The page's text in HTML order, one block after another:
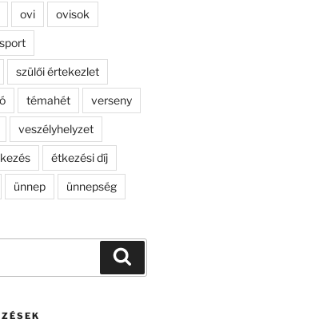
ovi ovisok
sport
szülői értekezlet
témahét verseny
veszélyhelyzet
étkezési díj
ünnep ünnepség